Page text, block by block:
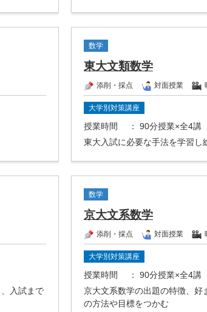
数学
東大文類数学
添削・採点 対面授業
大学別対策講座
授業時間
： 90分授業×全4講
東大入試に必要な手法を学習し
入試まで
数学
京大文系数学
添削・採点 対面授業
大学別対策講座
授業時間
： 90分授業×全4講
京大文系数学の出題の特徴、好
の方法や目標をつかむ